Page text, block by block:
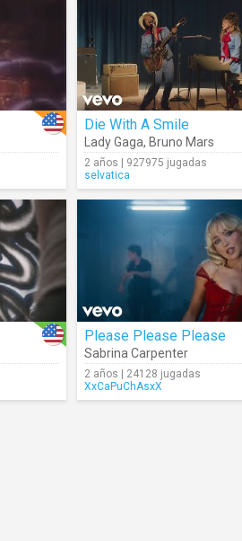
Die With A Smile
Lady Gaga, Bruno Mars
2 años | 927975 jugadas
selvatica
Please Please Please
Sabrina Carpenter
2 años | 24128 jugadas
XxCaPuChAsxX